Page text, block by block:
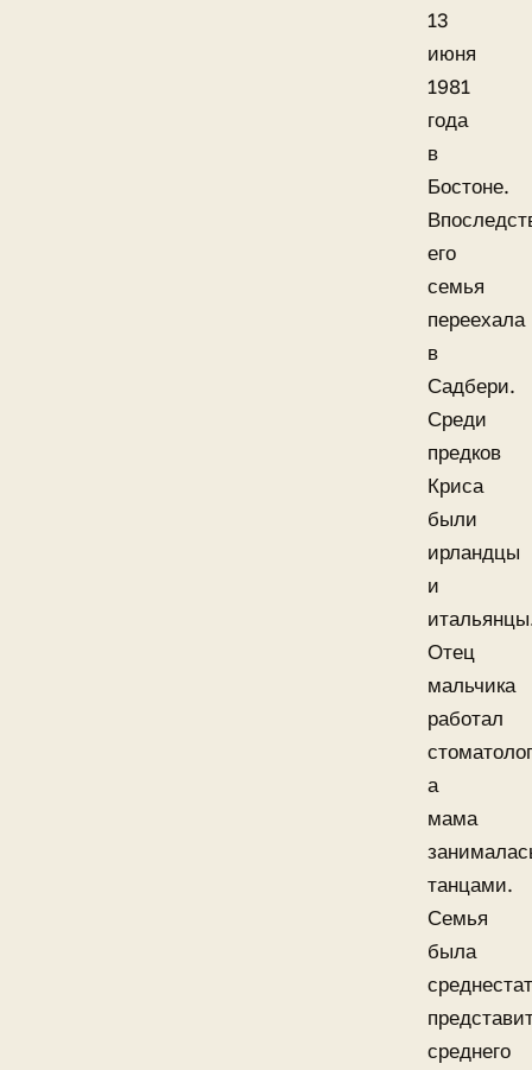
13
июня
1981
года
в
Бостоне.
его
семья
переехала
в
Садбери.
Среди
предков
Криса
были
ирландцы
и
Отец
мальчика
работал
а
мама
танцами.
Семья
была
среднего